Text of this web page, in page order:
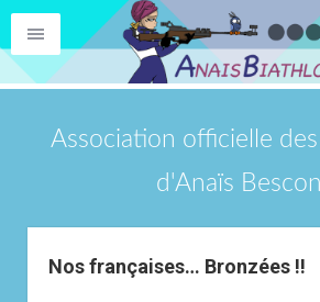
Association officielle
d'Anaïs
Nos françaises… Bronzées !!